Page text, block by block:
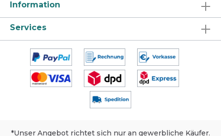
Einrichtungen, Industriebetrieben usw.
universell einsetzbar. Anwendung und
Dosierung Dosierung gemäß Art der
Fußbodenreinigung: Boden mit sauberem
Wischbezug nass wischen. Maschinelle
Bodenreinigung: Kann im
Scheuersaugautomaten angewendet werden.
Sprühflasche: Reinigungs- und
Pflegeempfehlung beachten.
Produktsicherheit, Lagerung und
Information
Services
*Unser Angebot richtet sich nur an gewerbliche Käufer.